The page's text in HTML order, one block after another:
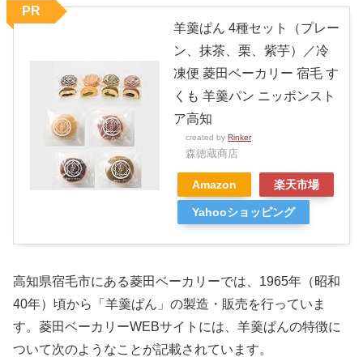
羊羹ぱん 4種セット（プレー
ン、抹茶、栗、紫芋）／冷
凍便 菱田ベーカリー 宿毛 す
くも 羊羹パン ニッポンスト
ア高知
created by Rinker
森徳蔵商店
Amazon 楽天市場
Yahooショッピング
PR
高知県宿毛市にある菱田ベーカリーでは、1965年（昭和
40年）頃から「羊羹ぱん」の製造・販売を行っていま
す。菱田ベーカリーWEBサイトには、羊羹ぱんの特徴に
ついて次のようなことが記載されています。